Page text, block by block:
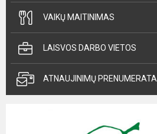
VAIKŲ MAITINIMAS
LAISVOS DARBO VIETOS
ATNAUJINIMŲ PRENUMERATA